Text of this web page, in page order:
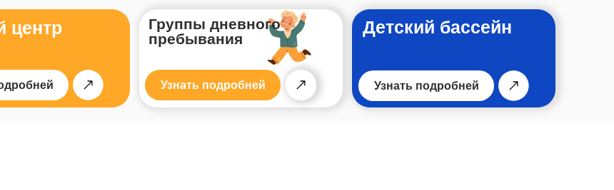
Группы дневного
пребывания
Детский бассейн
центр
Узнать подробней Узнать подробней